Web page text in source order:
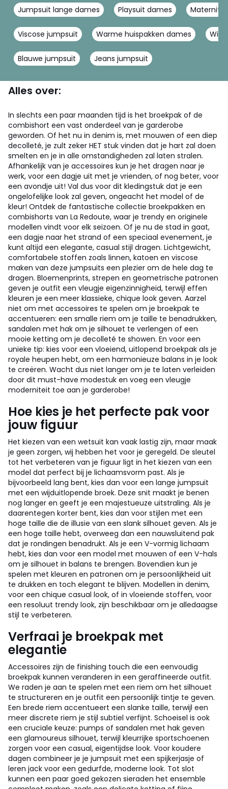
Jumpsuit lange dames Playsuit dames Maternity
Viscose jumpsuit Warme huispakken dames
Blauwe jumpsuit Jeans jumpsuit
Alles over:
In slechts een paar maanden tijd is het broekpak of de
combishort een vast onderdeel van je garderobe
geworden. Of het nu in denim is, met mouwen of een diep
decolleté, je zult zeker HET stuk vinden dat je hart zal doen
smelten en je in alle omstandigheden zal laten stralen.
Afhankelijk van je accessoires kun je het dragen naar je
werk, voor een dagje uit met je vrienden, of nog beter, voor
een avondje uit! Val dus voor dit kledingstuk dat je een
ongelofelijke look zal geven, ongeacht het model of de
kleur! Ontdek de fantastische collectie broekpakken en
combishorts van La Redoute, waar je trendy en originele
modellen vindt voor elk seizoen. Of je nu de stad in gaat,
een dagje naar het strand of een speciaal evenement, je
kunt altijd een elegante, casual stijl dragen. Lichtgewicht,
comfortabele stoffen zoals linnen, katoen en viscose
maken van deze jumpsuits een plezier om de hele dag te
dragen. Bloemenprints, strepen en geometrische patronen
geven je outfit een vleugje eigenzinnigheid, terwijl effen
kleuren je een meer klassieke, chique look geven. Aarzel
niet om met accessoires te spelen om je broekpak te
accentueren: een smalle riem om je taille te benadrukken,
sandalen met hak om je silhouet te verlengen of een
mooie ketting om je decolleté te showen. En voor een
unieke tip: kies voor een vloeiend, uitlopend broekpak als je
royale heupen hebt, om een harmonieuze balans in je look
te creëren. Wacht dus niet langer om je te laten verleiden
door dit must-have modestuk en voeg een vleugje
moderniteit toe aan je garderobe!
Hoe kies je het perfecte pak voor
jouw figuur
Het kiezen van een wetsuit kan vaak lastig zijn, maar maak
je geen zorgen, wij hebben het voor je geregeld. De sleutel
tot het verbeteren van je figuur ligt in het kiezen van een
model dat perfect bij je lichaamsvorm past. Als je
bijvoorbeeld lang bent, kies dan voor een lange jumpsuit
met een wijduitlopende broek. Deze snit maakt je benen
nog langer en geeft je een majestueuze uitstraling. Als je
daarentegen korter bent, kies dan voor stijlen met een
hoge taille die de illusie van een slank silhouet geven. Als je
een hoge taille hebt, overweeg dan een nauwsluitend pak
dat je rondingen benadrukt. Als je een V-vormig lichaam
hebt, kies dan voor een model met mouwen of een V-hals
om je silhouet in balans te brengen. Bovendien kun je
spelen met kleuren en patronen om je persoonlijkheid uit
te drukken en toch elegant te blijven. Modellen in denim,
voor een chique casual look, of in vloeiende stoffen, voor
een resoluut trendy look, zijn beschikbaar om je alledaagse
stijl te verbeteren.
Verfraai je broekpak met
elegantie
Accessoires zijn de finishing touch die een eenvoudig
broekpak kunnen veranderen in een geraffineerde outfit.
We raden je aan te spelen met een riem om het silhouet
te structureren en je outfit een persoonlijk tintje te geven.
Een brede riem accentueert een slanke taille, terwijl een
meer discrete riem je stijl subtiel verfijnt. Schoeisel is ook
een cruciale keuze: pumps of sandalen met hak geven
een glamoureus silhouet, terwijl kleurrijke sportschoenen
zorgen voor een casual, eigentijdse look. Voor koudere
dagen combineer je je jumpsuit met een spijkerjasje of
leren jack voor een gedurfde, moderne look. Tot slot
kunnen een paar goed gekozen sieraden het ensemble